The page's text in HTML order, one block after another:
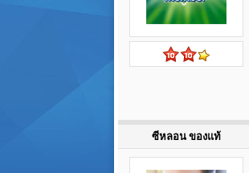
ซีหลอน ของแท้